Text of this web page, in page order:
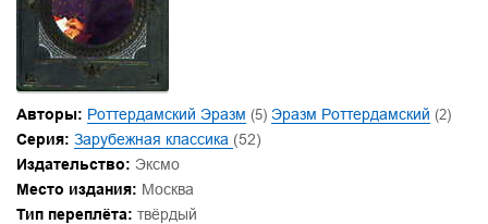
Авторы: Роттердамский Эразм (5) Эразм Роттердамский (2)
Серия: Зарубежная классика (52)
Издательство: Эксмо
Место издания: Москва
Тип переплёта: твёрдый